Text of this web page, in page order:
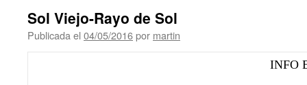
Sol Viejo-Rayo de Sol
Publicada el 04/05/2016por martin
INFO